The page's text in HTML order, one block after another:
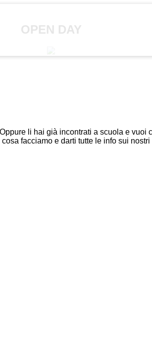
OPEN DAY
li hai già incontrati a scuola e
facciamo e darti tutte le info sui